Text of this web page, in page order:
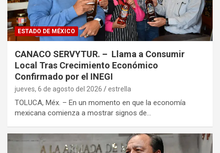
ESTADO DE MÉXICO
CANACO SERVYTUR. – Llama a Consumir
Local Tras Crecimiento Económico
Confirmado por el INEGI
jueves, 6 de agosto del 2026 estrella
TOLUCA, Méx. – En un momento en que la economía
mexicana comienza a mostrar signos de…